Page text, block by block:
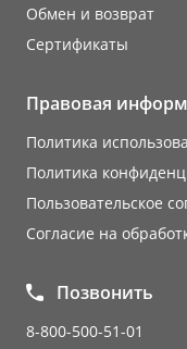
Обмен и возврат
Сертификаты
Правовая
Политика
Политика
Пользовательское
Согласие на
Позвонить
8-800-500-51-01